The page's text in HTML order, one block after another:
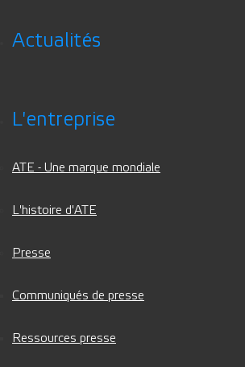
Actualités
L'entreprise
ATE - Une marque mondiale
L'histoire d'ATE
Presse
Communiqués de presse
Ressources presse